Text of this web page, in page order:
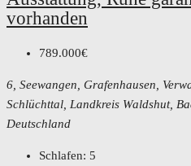
vorhanden
789.000€
6, Seewangen, Grafenhausen,
Schlüchttal, Landkreis Waldshut,
Deutschland
Schlafen: 5